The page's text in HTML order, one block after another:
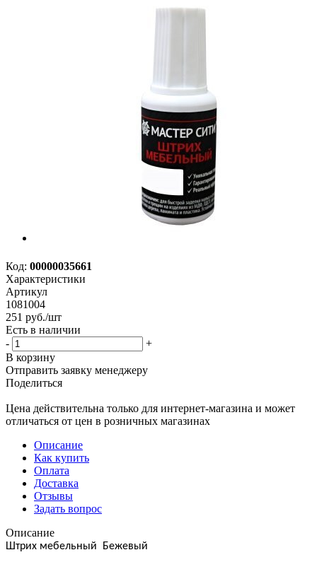
Код: 00000035661
Характеристики
Артикул
1081004
251 руб./шт
Есть в наличии
-
+
В корзину
Отправить заявку менеджеру
Поделиться
Цена действительна только для интернет-магазина и может
отличаться от цен в розничных магазинах
Описание
Как купить
Оплата
Доставка
Отзывы
Задать вопрос
Описание
Штрих мебельный Бежевый